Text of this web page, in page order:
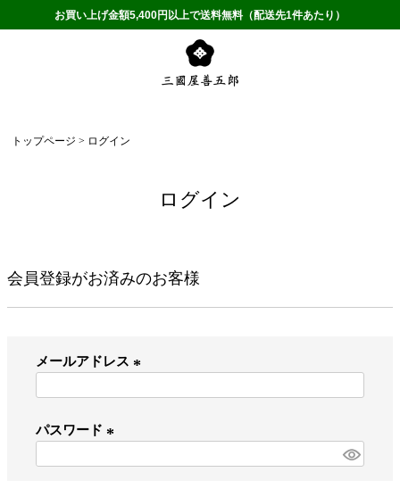
お買い上げ金額5,400円以上で送料無料（配送先1件あたり）
トップページ ログイン
ログイン
会員登録がお済みのお客様
メールアドレス
パスワード